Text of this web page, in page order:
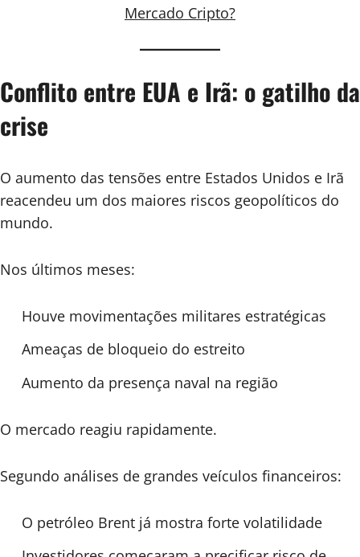
Mercado Cripto?
Conflito entre EUA e Irã: o gatilho da
crise
O aumento das tensões entre Estados Unidos e Irã
reacendeu um dos maiores riscos geopolíticos do
mundo.
Nos últimos meses:
Houve movimentações militares estratégicas
Ameaças de bloqueio do estreito
Aumento da presença naval na região
O mercado reagiu rapidamente.
Segundo análises de grandes veículos financeiros:
O petróleo Brent já mostra forte volatilidade